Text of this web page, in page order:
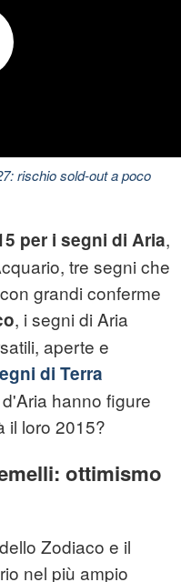
rischio sold-out a poco
per i segni di Aria,
tre segni che
grandi conferme
, i segni di Aria
aperte e
di Terra
hanno figure
il loro 2015?
ottimismo
Zodiaco e il
nel più ampio